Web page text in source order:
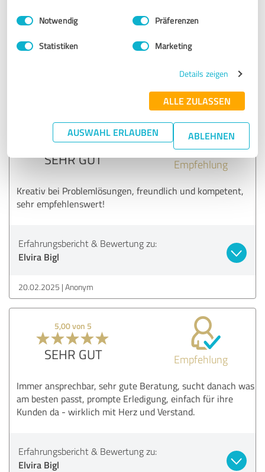
Impressum Datenschutzbestimmungen
Einwilligungsauswahl
Notwendig Präferenzen
Statistiken Marketing
Details zeigen
ALLE ZULASSEN
AUSWAHL ERLAUBEN ABLEHNEN
Erfahrungsbericht & Bewertung zu:
5,00 von 5
SEHR GUT Empfehlung
Kreativ bei Problemlösungen, freundlich und kompetent,
sehr empfehlenswert!
Erfahrungsbericht & Bewertung zu:
Elvira Bigl
20.02.2025 Anonym
5,00 von 5
SEHR GUT Empfehlung
Immer ansprechbar, sehr gute Beratung, sucht danach was
am besten passt, prompte Erledigung, einfach für ihre
Kunden da - wirklich mit Herz und Verstand.
Erfahrungsbericht & Bewertung zu:
Elvira Bigl